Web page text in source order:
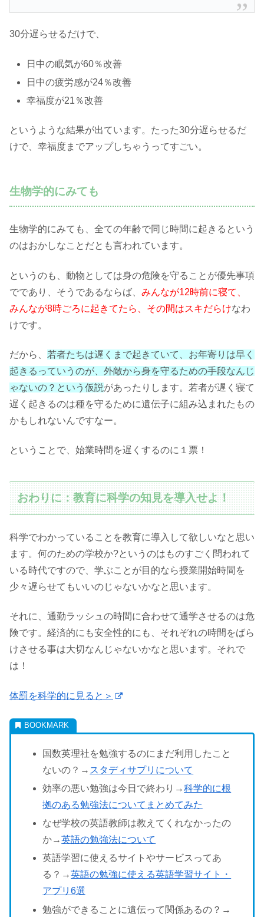
30分遅らせるだけで、
日中の眠気が60％改善
日中の疲労感が24％改善
幸福度が21％改善
というような結果が出ています。たった30分遅らせるだ
けで、幸福度までアップしちゃうってすごい。
生物学的にみても
生物学的にみても、全ての年齢で同じ時間に起きるという
のはおかしなことだとも言われています。
というのも、動物としては身の危険を守ることが優先事項
でであり、そうであるならば、 みんなが12時前に寝て、
みんなが8時ごろに起きてたら、その間はスキだらけなわ
けです。
だから、 若者たちは遅くまで起きていて、お年寄りは早く
起きるっていうのが、外敵から身を守るための手段なんじ
ゃないの？という仮説があったりします。若者が遅く寝て
遅く起きるのは種を守るために遺伝子に組み込まれたもの
かもしれないんですなー。
ということで、始業時間を遅くするのに１票！
おわりに：教育に科学の知見を導入せよ！
科学でわかっていることを教育に導入して欲しいなと思い
ます。何のための学校か?というのはものすごく問われて
いる時代ですので、学ぶことが目的なら授業開始時間を
少々遅らせてもいいのじゃないかなと思います。
それに、通勤ラッシュの時間に合わせて通学させるのは危
険です。経済的にも安全性的にも、それぞれの時間をばら
けさせる事は大切なんじゃないかなと思います。それで
は！
体罰を科学的に見ると＞
国数英理社を勉強するのにまだ利用したこと
ないの？→ スタディサプリについて
効率の悪い勉強は今日で終わり→科学的に根
拠のある勉強法についてまとめてみた
なぜ学校の英語教師は教えてくれなかったの
か→英語の勉強法について
英語学習に使えるサイトやサービスってあ
る？→英語の勉強に使える英語学習サイト・
アプリ6選
勉強ができることに遺伝って関係あるの？→